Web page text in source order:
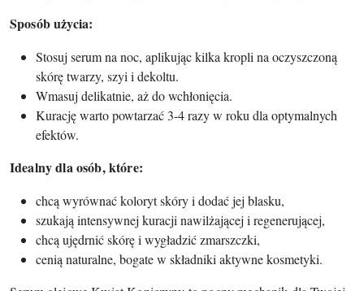
Sposób użycia:
Stosuj serum na noc, aplikując kilka kropli na oczyszczoną
skórę twarzy, szyi i dekoltu.
Wmasuj delikatnie, aż do wchłonięcia.
Kurację warto powtarzać 3-4 razy w roku dla optymalnych
efektów.
Idealny dla osób, które:
chcą wyrównać koloryt skóry i dodać jej blasku,
szukają intensywnej kuracji nawilżającej i regenerującej,
chcą ujędrnić skórę i wygładzić zmarszczki,
cenią naturalne, bogate w składniki aktywne kosmetyki.